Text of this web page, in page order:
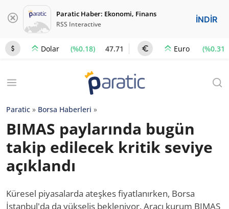
Paratic Haber: Ekonomi, Finans
RSS Interactive İNDİR
Dolar (%0.18) 47.71 Euro (%0.31)
Paratic » Borsa Haberleri »
BIMAS paylarında bugün
takip edilecek kritik seviye
açıklandı
Küresel piyasalarda ateşkes fiyatlanırken, Borsa
İstanbul'da da yükseliş bekleniyor. Aracı kurum BIMAS